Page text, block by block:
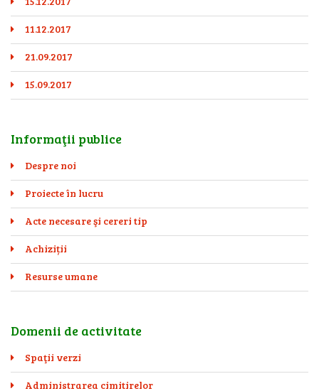
11.12.2017
21.09.2017
15.09.2017
Informaţii publice
Despre noi
Proiecte în lucru
Acte necesare şi cereri tip
Achiziții
Resurse umane
Domenii de activitate
Spaţii verzi
Administrarea cimitirelor